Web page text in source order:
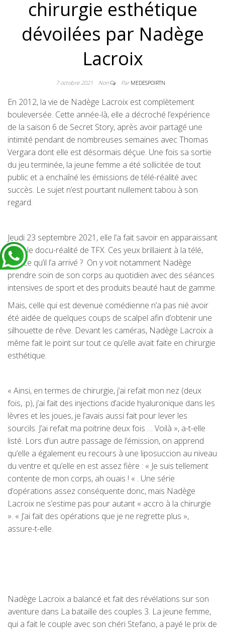
chirurgie esthétique
dévoilées par Nadège
Lacroix
7 octobre 2021 Non ParMEDESPOIRTN
En 2012, la vie de Nadège Lacroix est complètement
bouleversée. Cette année-là, elle a décroché l’expérience
de la saison 6 de Secret Story, après avoir partagé une
intimité pendant de nombreuses semaines avec Thomas
Vergara dont elle est désormais déçue. Une fois sa sortie
du jeu terminée, la jeune femme a été sollicitée de tout
public et a enchaîné les émissions de télé-réalité avec
succès. Le sujet n’est pourtant nullement tabou à son
regard.
Jeudi 23 septembre 2021, elle l’a fait savoir en apparaissant
dans le docu-réalité de TFX. Ces yeux brillaient à la télé,
que ce qu’il l’a arrivé ? On y voit notamment Nadège
prendre soin de son corps au quotidien avec des séances
intensives de sport et des produits beauté haut de gamme.
Mais, celle qui est devenue comédienne n’a pas nié avoir
été aidée de quelques coups de scalpel afin d’obtenir une
silhouette de rêve. Devant les caméras, Nadège Lacroix a
même fait le point sur tout ce qu’elle avait faite en chirurgie
esthétique.
« Ainsi, en termes de chirurgie, j’ai refait mon nez (deux
fois, :p), j’ai fait des injections d’acide hyaluronique dans les
lèvres et les joues, je l’avais aussi fait pour lever les
sourcils. J’ai refait ma poitrine deux fois … Voilà », a-t-elle
listé. Lors d’un autre passage de l’émission, on apprend
qu’elle a également eu recours à une liposuccion au niveau
du ventre et qu’elle en est assez fière : « Je suis tellement
contente de mon corps, ah ouais ! « . Une série
d’opérations assez conséquente donc, mais Nadège
Lacroix ne s’estime pas pour autant « accro à la chirurgie
». « J’ai fait des opérations que je ne regrette plus »,
assure-t-elle.
Nadège Lacroix a balancé et fait des révélations sur son
aventure dans La bataille des couples 3. La jeune femme,
qui a fait le couple avec son chéri Stefano, a payé le prix de